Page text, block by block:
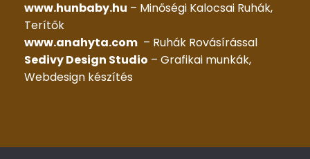
www.hunbaby.hu – Minőségi Kalocsai Ruhák,
Terítők
www.anahyta.com – Ruhák Rovásírással
Sedivy Design Studio – Grafikai munkák,
Webdesign készítés